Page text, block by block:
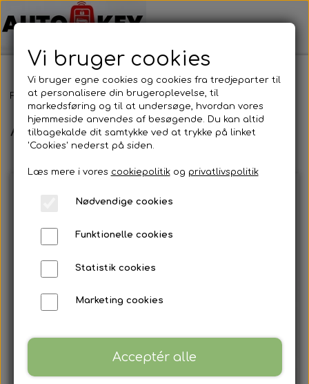
Forside Bilnøgler Ford Alm. Bilnøgler
Alm. Bilnøgler
Vi bruger cookies
Vi bruger egne cookies og cookies fra tredjeparter til
at personalisere din brugeroplevelse, til
markedsføring og til at undersøge, hvordan vores
hjemmeside anvendes af besøgende. Du kan altid
tilbagekalde dit samtykke ved at trykke på linket
'Cookies' nederst på siden.
Læs mere i vores cookiepolitikog privatlivspolitik
Nødvendige cookies
Funktionelle cookies
Statistik cookies
Marketing cookies
Acceptér alle